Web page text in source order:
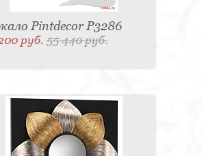
Pintdecor P3286
руб.55 440 руб.